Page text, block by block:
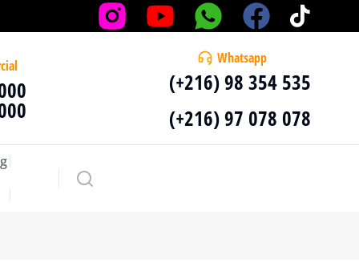
Whatsapp
(+216) 98 354 535
(+216) 97 078 078